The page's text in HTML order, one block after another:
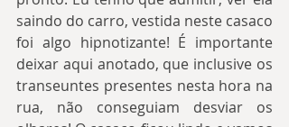
saindo do carro, vestida neste casaco
foi algo hipnotizante! É importante
deixar aqui anotado, que inclusive os
transeuntes presentes nesta hora na
rua, não conseguiam desviar os